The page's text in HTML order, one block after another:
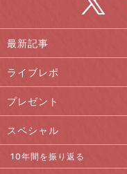
最新記事
ライブレポ
プレゼント
スペシャル
10年間を振り返る